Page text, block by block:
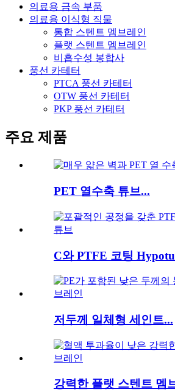
의료용 금속 부품
의료용 이식형 직물
통합 스텐트 멤브레인
플랫 스텐트 멤브레인
비흡수성 봉합사
풍선 카테터
PTCA 풍선 카테터
OTW 풍선 카테터
PKP 풍선 카테터
주요 제품
PET 열수축 튜브...
C와 PTFE 코팅
저두께 일체형 세인트...
강력한 플랫 스텐트 멤